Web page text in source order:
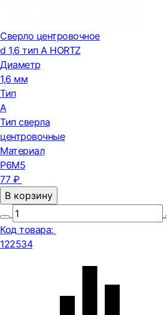
Сверло центровочное
d 1,6 тип А HORTZ
Диаметр
1,6 мм
Тип
А
Тип сверла
центровочные
Материал
Р6М5
77 ₽
В корзину
Код товара:
122534